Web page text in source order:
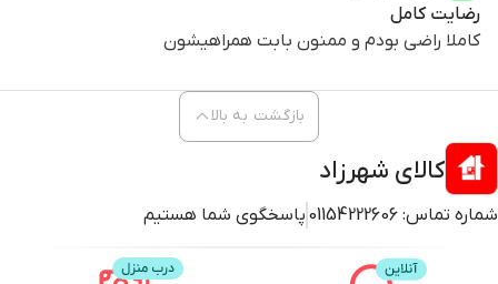
رضایت کامل
کاملا راضی بودم و ممنون بابت همراهیشون
کالای شهرزاد
شماره تماس: 01154222606 پاسخگوی شما هستیم
بازگشت به بالا